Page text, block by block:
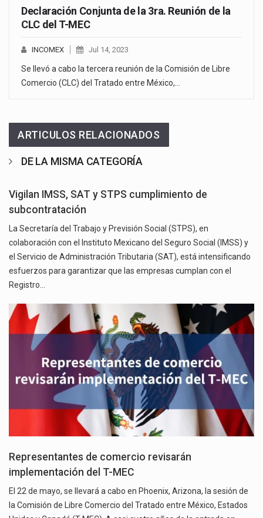
Declaración Conjunta de la 3ra. Reunión de la
CLC del T-MEC
INCOMEX Jul 14, 2023
Se llevó a cabo la tercera reunión de la Comisión de Libre
Comercio (CLC) del Tratado entre México,…
ARTICULOS RELACIONADOS
DE LA MISMA CATEGORÍA
Vigilan IMSS, SAT y STPS cumplimiento de
subcontratación
La Secretaría del Trabajo y Previsión Social (STPS), en
colaboración con el Instituto Mexicano del Seguro Social (IMSS) y
el Servicio de Administración Tributaria (SAT), está intensificando
esfuerzos para garantizar que las empresas cumplan con el
Registro…
Representantes de comercio revisarán
implementación del T-MEC
El 22 de mayo, se llevará a cabo en Phoenix, Arizona, la sesión de
la Comisión de Libre Comercio del Tratado entre México, Estados